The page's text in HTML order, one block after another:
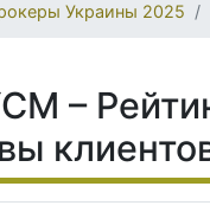
Украины 2025
–